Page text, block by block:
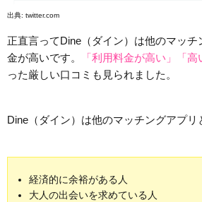
出典: twitter.com
正直言ってDine（ダイン）は他のマッ
金が高いです。
「利用料金が高い」「高
った厳しい口コミも見られました。
Dine（ダイン）は他のマッチングアプリ
経済的に余裕がある人
大人の出会いを求めている人